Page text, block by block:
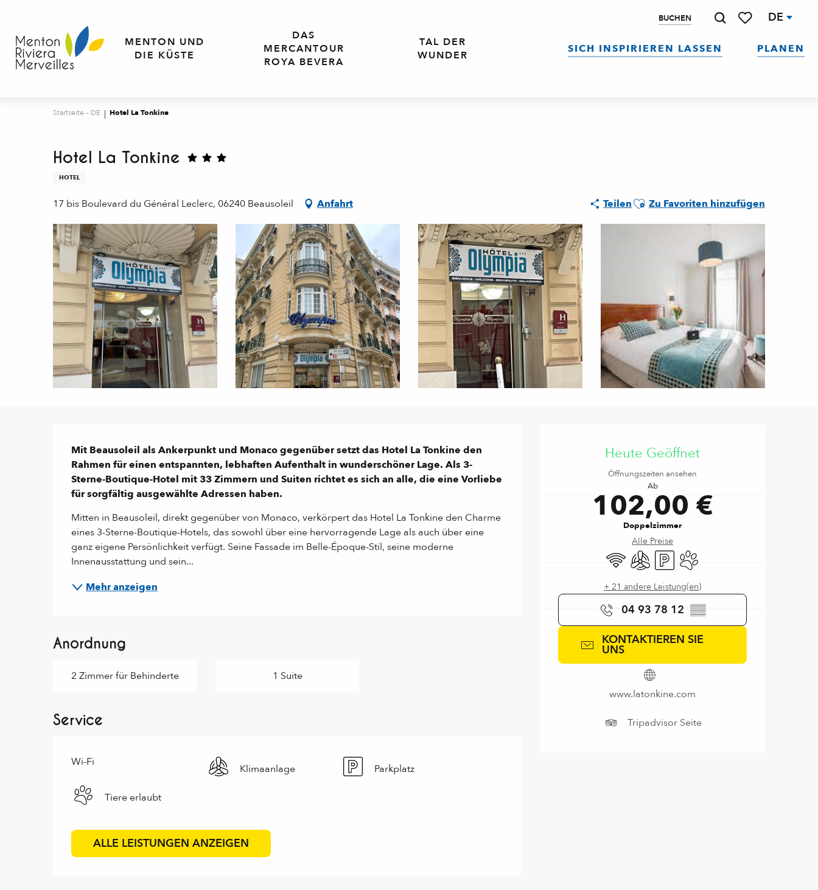
contenu
principal
BUCHEN DE
MENTON UND
DIE KÜSTE
DAS
MERCANTOUR
ROYA BEVERA
TAL DER
WUNDER
SICH INSPIRIEREN LASSEN PLANEN
Startseite – DE Hotel La Tonkine
Hotel La Tonkine
HOTEL
17 bis Boulevard du Général Leclerc, 06240 Beausoleil Anfahrt TeilenAjouter aux favoris
Zu Favoriten hinzufügen
Heute Geöffnet
Öffnungszeiten ansehen
Ab
102,00 €
Doppelzimmer
Alle Preise
Wi-Fi Klimaanlage
ParkplatzTiere erlaubt
+ 21 andere Leistung(en)
04 93 78 12 ▒▒
KONTAKTIEREN SIE
UNS
www.latonkine.com
Tripadvisor Seite
Beschreibung
Mit Beausoleil als Ankerpunkt und Monaco gegenüber setzt das Hotel La Tonkine den
Rahmen für einen entspannten, lebhaften Aufenthalt in wunderschöner Lage. Als 3-
Sterne-Boutique-Hotel mit 33 Zimmern und Suiten richtet es sich an alle, die eine Vorliebe
für sorgfältig ausgewählte Adressen haben.
Mitten in Beausoleil, direkt gegenüber von Monaco, verkörpert das Hotel La Tonkine den Charme
eines 3-Sterne-Boutique-Hotels, das sowohl über eine hervorragende Lage als auch über eine
ganz eigene Persönlichkeit verfügt. Seine Fassade im Belle-Époque-Stil, seine moderne
Innenausstattung und sein...
Mehr anzeigen
Anordnung
2 Zimmer für Behinderte 1 Suite
Service
Wi-Fi
Klimaanlage Parkplatz
Tiere erlaubt
ALLE LEISTUNGEN ANZEIGEN